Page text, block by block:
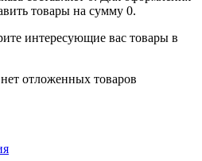
товары на сумму 0.
интересующие вас товары в
отложенных товаров